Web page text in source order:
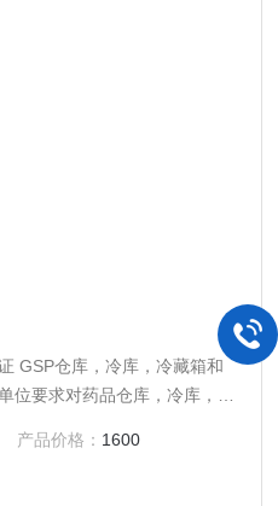
GSP仓库，冷库，冷藏箱和
位要求对药品仓库，冷库，冷
准和要求；可安全、有效地正
药品在储存、运输过程中的药
产品价格： 1600